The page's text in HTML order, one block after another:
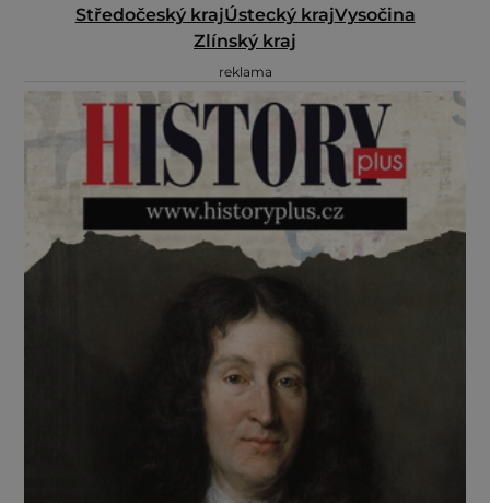
Středočeský krajÚstecký krajVysočina
Zlínský kraj
reklama